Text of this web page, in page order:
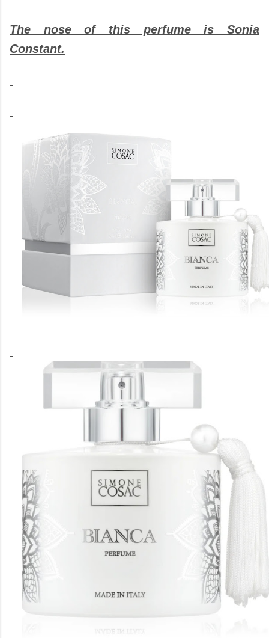
The nose of this perfume is Sonia
Constant.